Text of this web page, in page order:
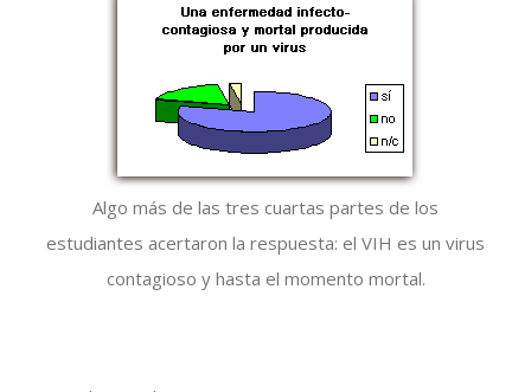
Algo más de las tres cuartas partes de los
estudiantes acertaron la respuesta: el VIH es un virus
contagioso y hasta el momento mortal.